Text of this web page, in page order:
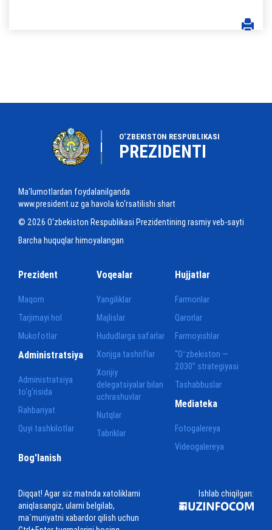
O‘ZBEKISTON RESPUBLIKASI
PREZIDENTI
Ma'lumotlardan foydalanilganda
www.president.uz ga havola ko‘rsatilishi shart
© 2026 O‘zbekiston Respublikasi Prezidentining rasmiy veb-sayti
Barcha huquqlar himoyalangan
Prezident
Maqom
Tarjimayi hol
Mukofotlar
Voqealar
Yangiliklar
Majlislar
Hududlarga safarlar
Xorijga tashriflar
Xorijiy
delegatsiyalar bilan
uchrashuvlar
Nutqlar
Tabriklar
Hujjatlar
Farmonlar
Qarorlar
Farmoyishlar
“Oʻzbekiston —
2030” strategiyasi
Tashabbuslar
Administratsiya
Administratsiya
to‘g‘risida
Rahbariyat
Quyi tashkilotlar
Mediateka
Fotogalereya
Videogalereya
Bog'lanish
Diqqat! Agar siz matnda xatoliklarni
aniqlasangiz, ularni belgilab,
ma`muriyatni xabardor qilish uchun
Ishlab chiqilgan: